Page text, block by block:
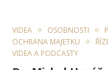
VIDEA OSOBNOSTI
OCHRANA MAJETKU
VIDEA A PODCASTY